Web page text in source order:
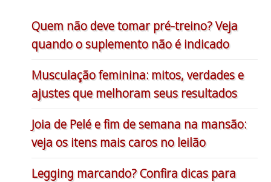
Quem não deve tomar pré-treino? Veja
quando o suplemento não é indicado
Musculação feminina: mitos, verdades e
ajustes que melhoram seus resultados
Joia de Pelé e fim de semana na mansão:
veja os itens mais caros no leilão
Legging marcando? Confira dicas para